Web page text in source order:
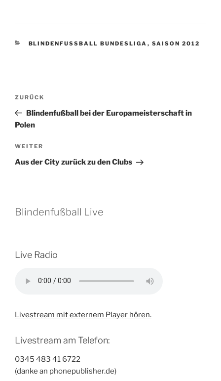
KATEGORIEN
BLINDENFUSSBALL BUNDESLIGA , SAISON 2012
Beitragsnavigation
Vorheriger
Beitrag
ZURÜCK
Blindenfußball bei der Europameisterschaft in
Polen
Nächster
Beitrag
WEITER
Aus der City zurück zu den Clubs
Blindenfußball Live
Live Radio
Livestream mit externem Player hören.
Livestream am Telefon:
0345 483 41 6722
(danke an phonepublisher.de)